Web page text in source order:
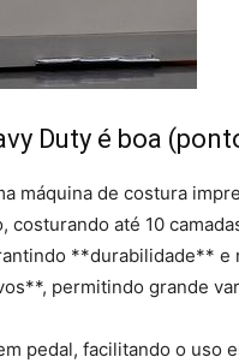
Duty é boa
máquina de costura
até 10
**durabilidade** e
permitindo grande
pedal, facilitando o uso